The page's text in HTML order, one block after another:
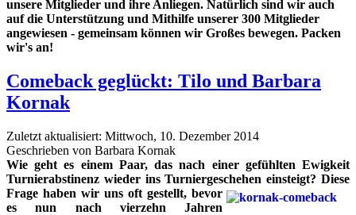
unsere Mitglieder und ihre Anliegen. Natürlich sind wir auch
auf die Unterstützung und Mithilfe unserer 300 Mitglieder
angewiesen - gemeinsam können wir Großes bewegen. Packen
wir's an!
Comeback geglückt: Tilo und Barbara
Kornak
Zuletzt aktualisiert: Mittwoch, 10. Dezember 2014
Geschrieben von Barbara Kornak
Wie geht es einem Paar, das nach einer gefühlten Ewigkeit
Turnierabstinenz wieder ins Turniergeschehen einsteigt? Diese
Frage haben wir uns oft gestellt, bevor
es nun nach vierzehn Jahren